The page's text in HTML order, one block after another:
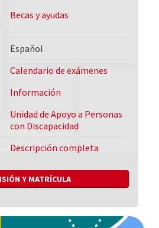
Becas y ayudas
Español
Calendario de exámenes
Información
Unidad de Apoyo a Personas
con Discapacidad
Descripción completa
Y MATRÍCULA